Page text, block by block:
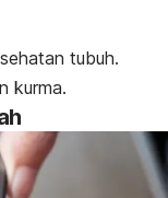
tubuh.
kurma.